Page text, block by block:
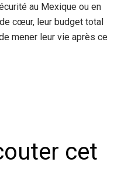
au Mexique ou en
cœur, leur budget total
mener leur vie après ce
cet